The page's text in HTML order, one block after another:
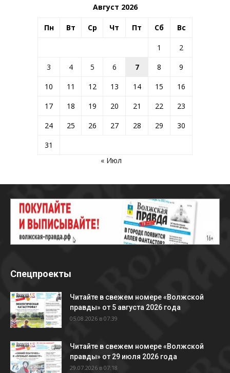
Август 2026
Пн Вт Ср Чт Пт Сб Вс
1
2
3
4 5 6 7 8
9
10
11 12 13 14 15
16
17
18 19 20 21 22
23
24
25 26 27 28 29
30
31
« Июл
Спецпроекты
Читайте в свежем номере «Волжской
правды» от 5 августа 2026 года
05.08.2026 в 07:39
Читайте в свежем номере «Волжской
правды» от 29 июля 2026 года
29.07.2026 в 07:18